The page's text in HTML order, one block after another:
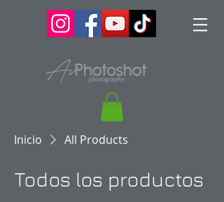
Inicio All Products
Todos los productos